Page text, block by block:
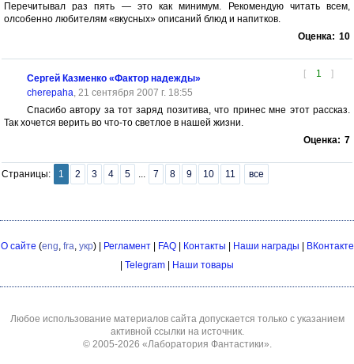
Перечитывал раз пять — это как минимум. Рекомендую читать всем,
олсобенно любителям «вкусных» описаний блюд и напитков.
Оценка: 10
[ 1 ]
Сергей Казменко «Фактор надежды»
cherepaha, 21 сентября 2007 г. 18:55
Спасибо автору за тот заряд позитива, что принес мне этот рассказ.
Так хочется верить во что-то светлое в нашей жизни.
Оценка: 7
Страницы: 1 2 3 4 5 ... 7 8 9 10 11 все
О сайте (eng, fra, укр) | Регламент| FAQ| Контакты Наши награды
ВКонтакте
Telegram Наши товары
Любое использование материалов сайта допускается только с указанием
активной ссылки на источник.
© 2005-2026 «Лаборатория Фантастики».